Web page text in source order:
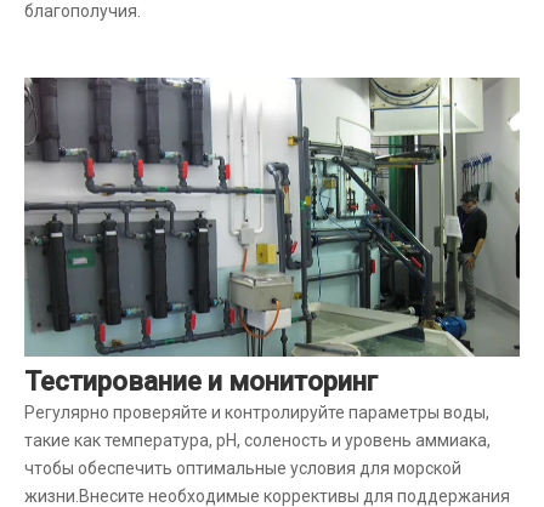
благополучия.
Тестирование и мониторинг
Регулярно проверяйте и контролируйте параметры воды,
такие как температура, pH, соленость и уровень аммиака,
чтобы обеспечить оптимальные условия для морской
жизни.Внесите необходимые коррективы для поддержания